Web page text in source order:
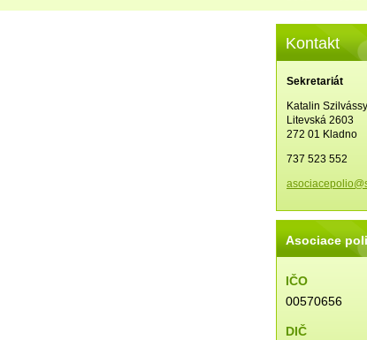
Kontakt
Sekretariát
Katalin Szilvássy
Litevská 2603
272 01 Kladno
737 523 552
asociace
Asociace
IČO
00570656
DIČ